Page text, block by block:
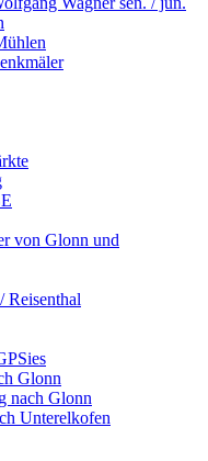
von Glonn und
Reisenthal
Glonn
nach Glonn
Unterelkofen